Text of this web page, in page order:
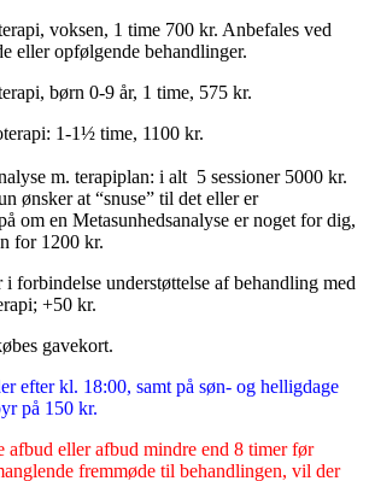
voksen, 1 time 700 kr. Anbefales ved
eller opfølgende behandlinger.
børn 0-9 år, 1 time, 575 kr.
1-1½ time, 1100 kr.
m. terapiplan: i alt 5 sessioner 5000 kr.
ønsker at “snuse” til det eller er
om en Metasunhedsanalyse er noget for dig,
for 1200 kr.
forbindelse understøttelse af behandling med
+50 kr.
gavekort.
efter kl. 18:00, samt på søn- og helligdage
på 150 kr.
afbud eller afbud mindre end 8 timer før
fremmøde til behandlingen, vil der